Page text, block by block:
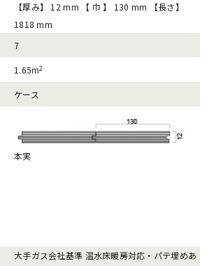
【厚み】 12 mm 【 巾 】 130 mm 【長さ】
1818 mm
7
1.65m2
ケース
本実
大手ガス会社基準 温水床暖房対応・パテ埋めあ